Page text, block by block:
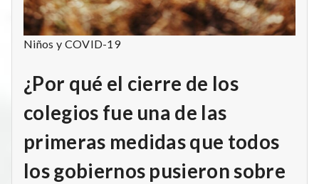
Niños y COVID-19
¿Por qué el cierre de los
colegios fue una de las
primeras medidas que todos
los gobiernos pusieron sobre